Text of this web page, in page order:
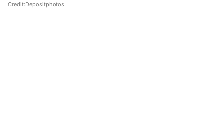
Credit:Depositphotos